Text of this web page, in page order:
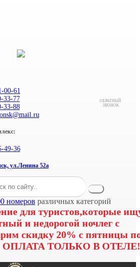
00-61
33-77
33-88
49-36
ул.Ленина 52а
ОБРАТНЫЙ
ЗВОНОК
номеров различных категорий
для туристов,которые
и недорогой ночлег с
скидку 20% с пятницы
ОПЛАТА ТОЛЬКО В ОТЕЛЕ!